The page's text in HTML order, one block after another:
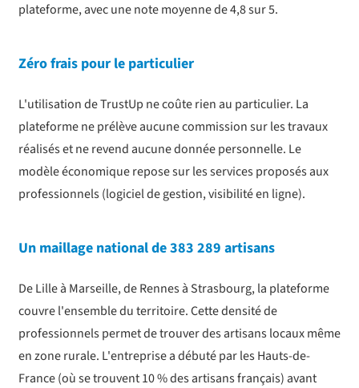
plateforme, avec une note moyenne de 4,8 sur 5.
Zéro frais pour le particulier
L'utilisation de TrustUp ne coûte rien au particulier. La
plateforme ne prélève aucune commission sur les travaux
réalisés et ne revend aucune donnée personnelle. Le
modèle économique repose sur les services proposés aux
professionnels (logiciel de gestion, visibilité en ligne).
Un maillage national de 383 289 artisans
De Lille à Marseille, de Rennes à Strasbourg, la plateforme
couvre l'ensemble du territoire. Cette densité de
professionnels permet de trouver des artisans locaux même
en zone rurale. L'entreprise a débuté par les Hauts-de-
France (où se trouvent 10 % des artisans français) avant